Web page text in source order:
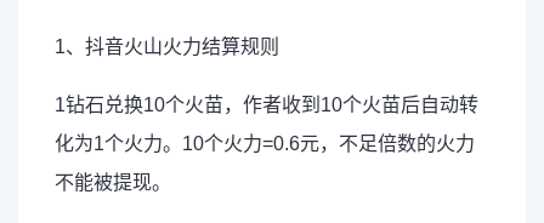
1、抖音火山火力结算规则
1钻石兑换10个火苗，作者收到10个火苗后自动转
化为1个火力。10个火力=0.6元，不足倍数的火力
不能被提现。